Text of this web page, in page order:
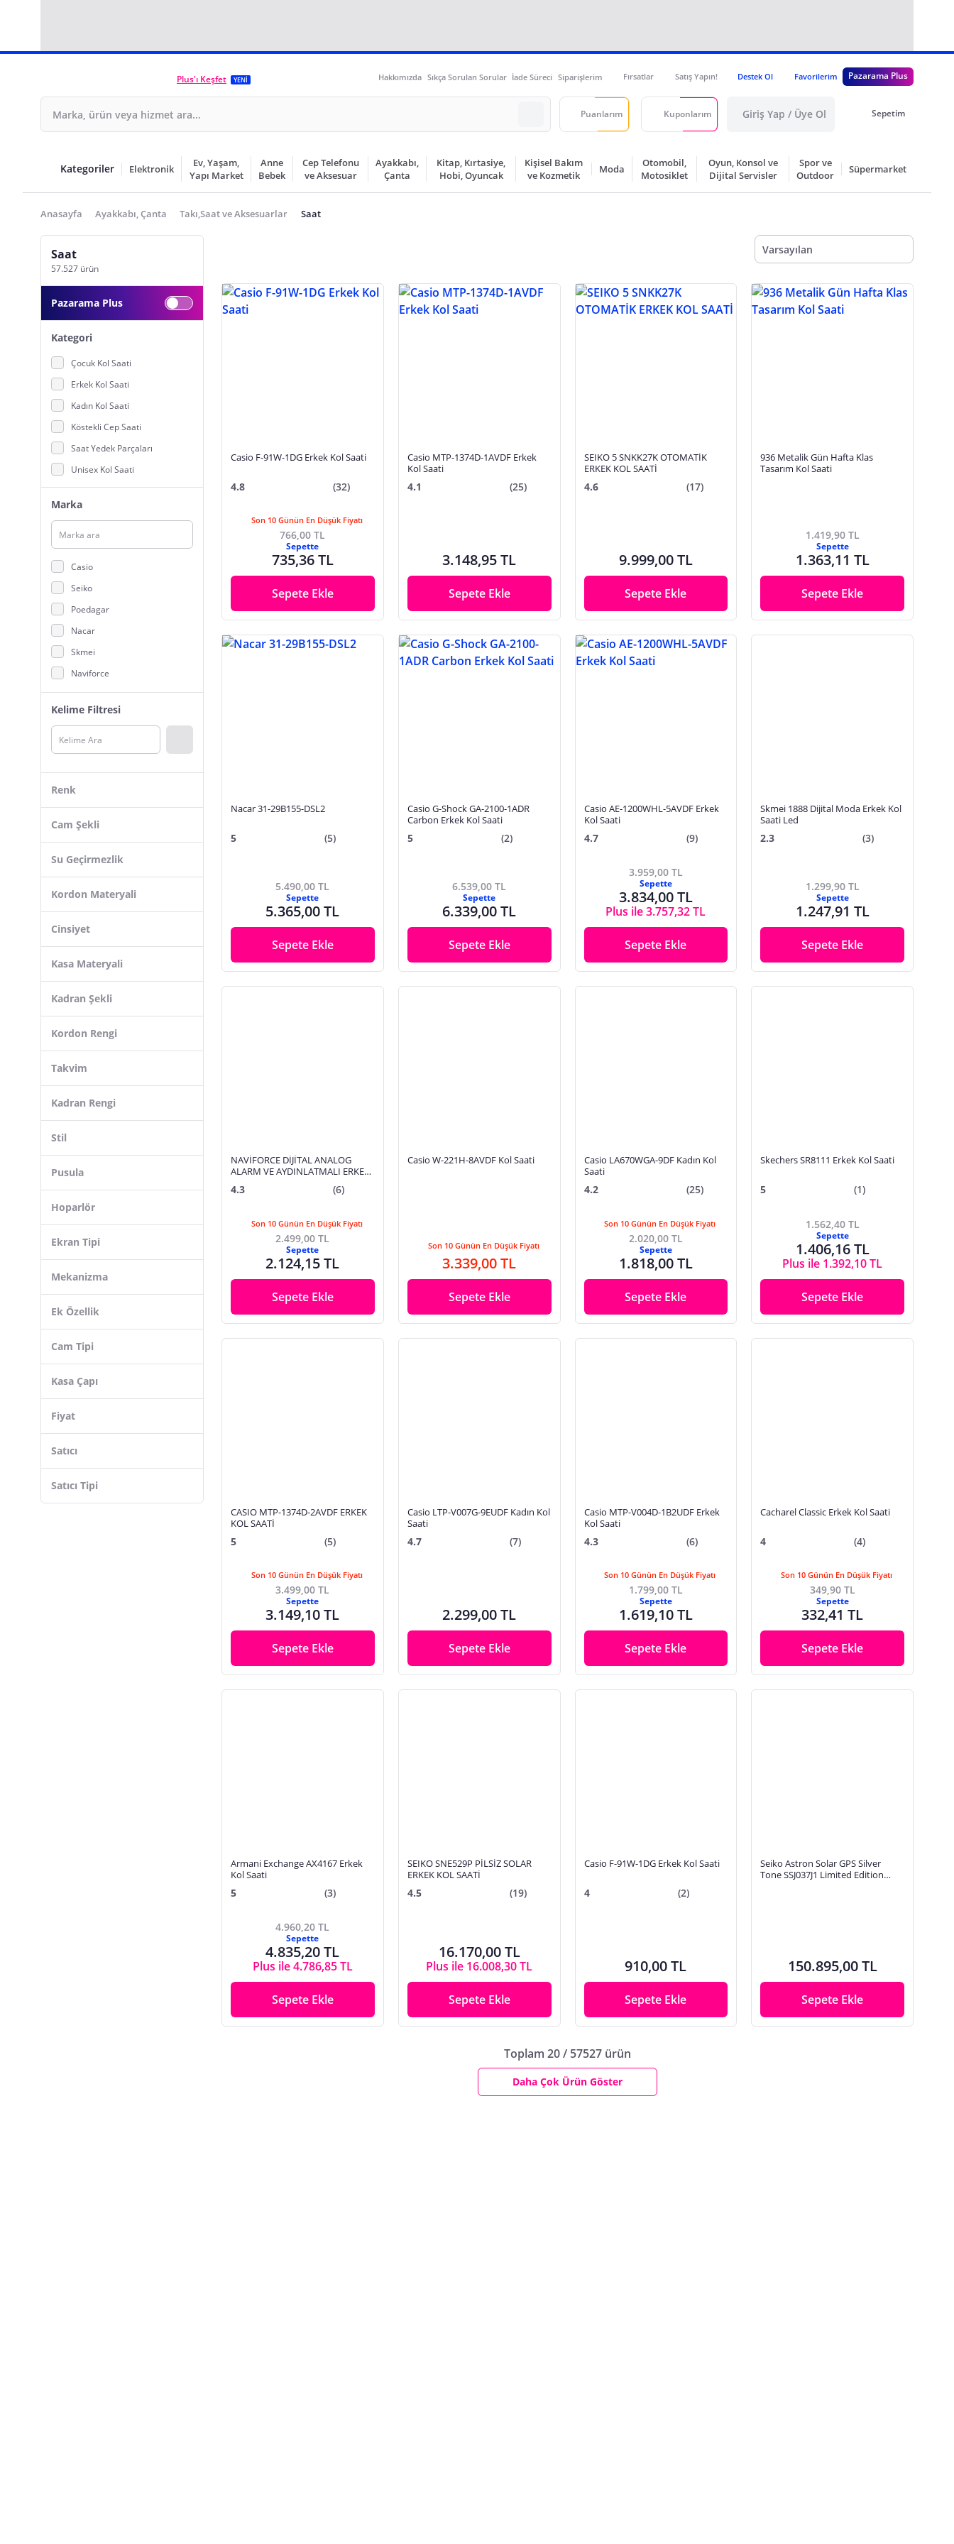
Plus'ı Keşfet YENİ Hakkımızda Sıkça Sorulan Sorular İade Süreci Siparişlerim Fırsatlar Satış Yapın! Destek Ol Favorilerim Pazarama Plus
Puanlarım Kuponlarım Giriş Yap / Üye Ol Sepetim
Kategoriler Elektronik
Ev, Yaşam,
Yapı Market
Anne
Bebek
Cep Telefonu
ve Aksesuar
Ayakkabı,
Çanta
Kitap, Kırtasiye,
Hobi, Oyuncak
Kişisel Bakım
ve Kozmetik
Moda
Otomobil,
Motosiklet
Oyun, Konsol ve
Dijital Servisler
Spor ve
Outdoor
Süpermarket
Anasayfa Ayakkabı, Çanta Takı,Saat ve Aksesuarlar Saat
Saat
57.527 ürün
Pazarama Plus
Kategori
Çocuk Kol Saati
Erkek Kol Saati
Kadın Kol Saati
Köstekli Cep Saati
Saat Yedek Parçaları
Unisex Kol Saati
Marka
Casio
Seiko
Poedagar
Nacar
Skmei
Naviforce
Skechers
Cacharel
Armani Exchange
Guess
Avi-8
Citizen
Swatch
Saatse
Wenger
Kelime Filtresi
Renk
Cam Şekli
Su Geçirmezlik
Kordon Materyali
Cinsiyet
Kasa Materyali
Kadran Şekli
Kordon Rengi
Takvim
Kadran Rengi
Stil
Pusula
Hoparlör
Ekran Tipi
Mekanizma
Ek Özellik
Cam Tipi
Kasa Çapı
Fiyat
Satıcı
Satıcı Tipi
Varsayılan
Casio F-91W-1DG Erkek Kol Saati
4.8 (32)
Son 10 Günün En Düşük Fiyatı
766,00 TL
Sepette
735,36 TL
Sepete Ekle
Casio MTP-1374D-1AVDF Erkek
Kol Saati
4.1 (25)
3.148,95 TL
Sepete Ekle
SEIKO 5 SNKK27K OTOMATİK
ERKEK KOL SAATİ
4.6 (17)
9.999,00 TL
Sepete Ekle
936 Metalik Gün Hafta Klas
Tasarım Kol Saati
1.419,90 TL
Sepette
1.363,11 TL
Sepete Ekle
Nacar 31-29B155-DSL2
5 (5)
5.490,00 TL
Sepette
5.365,00 TL
Sepete Ekle
Casio G-Shock GA-2100-1ADR
Carbon Erkek Kol Saati
5 (2)
6.539,00 TL
Sepette
6.339,00 TL
Sepete Ekle
Casio AE-1200WHL-5AVDF Erkek
Kol Saati
4.7 (9)
3.959,00 TL
Sepette
3.834,00 TL
Plus ile 3.757,32 TL
Sepete Ekle
Skmei 1888 Dijital Moda Erkek Kol
Saati Led
2.3 (3)
1.299,90 TL
Sepette
1.247,91 TL
Sepete Ekle
NAVİFORCE DİJİTAL ANALOG
ALARM VE AYDINLATMALI ERKEK
4.3 (6)
Son 10 Günün En Düşük Fiyatı
2.499,00 TL
Sepette
2.124,15 TL
Sepete Ekle
Casio W-221H-8AVDF Kol Saati
Son 10 Günün En Düşük Fiyatı
3.339,00 TL
Sepete Ekle
Casio LA670WGA-9DF Kadın Kol
Saati
4.2 (25)
Son 10 Günün En Düşük Fiyatı
2.020,00 TL
Sepette
1.818,00 TL
Sepete Ekle
Skechers SR8111 Erkek Kol Saati
5 (1)
1.562,40 TL
Sepette
1.406,16 TL
Plus ile 1.392,10 TL
Sepete Ekle
CASIO MTP-1374D-2AVDF ERKEK
KOL SAATİ
5 (5)
Son 10 Günün En Düşük Fiyatı
3.499,00 TL
Sepette
3.149,10 TL
Sepete Ekle
Casio LTP-V007G-9EUDF Kadın Kol
Saati
4.7 (7)
2.299,00 TL
Sepete Ekle
Casio MTP-V004D-1B2UDF Erkek
Kol Saati
4.3 (6)
Son 10 Günün En Düşük Fiyatı
1.799,00 TL
Sepette
1.619,10 TL
Sepete Ekle
Cacharel Classic Erkek Kol Saati
4 (4)
Son 10 Günün En Düşük Fiyatı
349,90 TL
Sepette
332,41 TL
Sepete Ekle
Armani Exchange AX4167 Erkek
Kol Saati
5 (3)
4.960,20 TL
Sepette
4.835,20 TL
Plus ile 4.786,85 TL
Sepete Ekle
SEIKO SNE529P PİLSİZ SOLAR
ERKEK KOL SAATİ
4.5 (19)
16.170,00 TL
Plus ile 16.008,30 TL
Sepete Ekle
Casio F-91W-1DG Erkek Kol Saati
4 (2)
910,00 TL
Sepete Ekle
Seiko Astron Solar GPS Silver
Tone SSJ037J1 Limited Edition
150.895,00 TL
Sepete Ekle
Toplam 20 / 57527 ürün
Daha Çok Ürün Göster